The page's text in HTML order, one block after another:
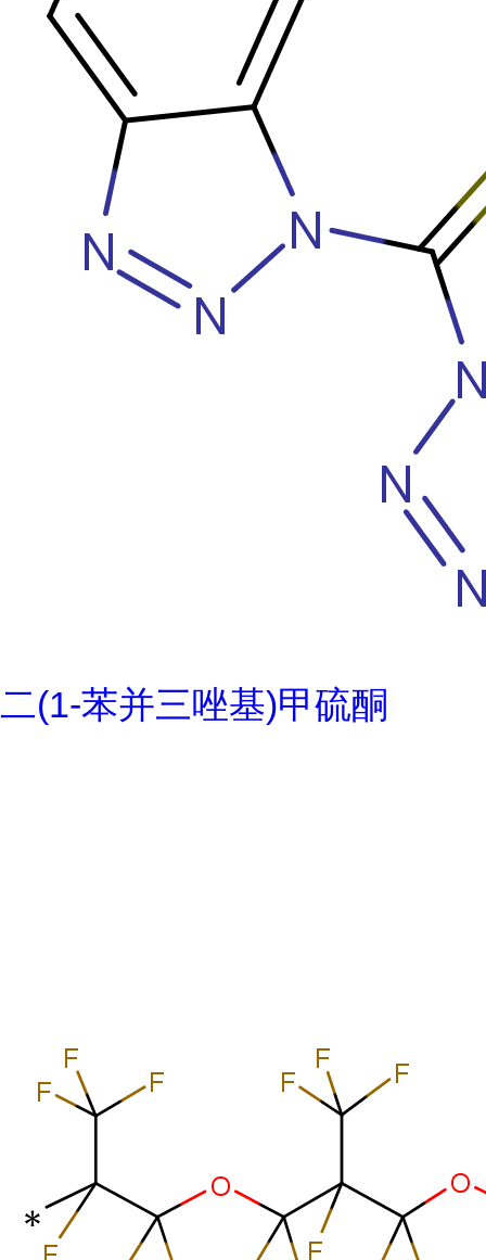
二(1-苯并三唑基)甲硫酮